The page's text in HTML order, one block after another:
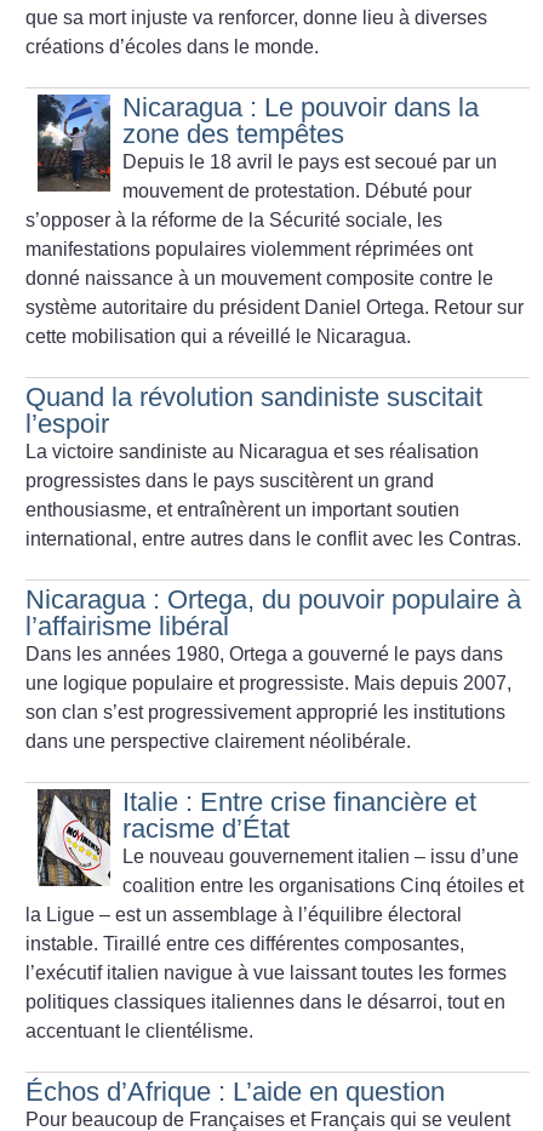
que sa mort injuste va renforcer, donne lieu à diverses
créations d’écoles dans le monde.
Nicaragua : Le pouvoir dans la
zone des tempêtes
Depuis le 18 avril le pays est secoué par un
mouvement de protestation. Débuté pour
s’opposer à la réforme de la Sécurité sociale, les
manifestations populaires violemment réprimées ont
donné naissance à un mouvement composite contre le
système autoritaire du président Daniel Ortega. Retour sur
cette mobilisation qui a réveillé le Nicaragua.
Quand la révolution sandiniste suscitait
l’espoir
La victoire sandiniste au Nicaragua et ses réalisation
progressistes dans le pays suscitèrent un grand
enthousiasme, et entraînèrent un important soutien
international, entre autres dans le conflit avec les Contras.
Nicaragua : Ortega, du pouvoir populaire à
l’affairisme libéral
Dans les années 1980, Ortega a gouverné le pays dans
une logique populaire et progressiste. Mais depuis 2007,
son clan s’est progressivement approprié les institutions
dans une perspective clairement néolibérale.
Italie : Entre crise financière et
racisme d’État
Le nouveau gouvernement italien – issu d’une
coalition entre les organisations Cinq étoiles et
la Ligue – est un assemblage à l’équilibre électoral
instable. Tiraillé entre ces différentes composantes,
l’exécutif italien navigue à vue laissant toutes les formes
politiques classiques italiennes dans le désarroi, tout en
accentuant le clientélisme.
Échos d’Afrique : L’aide en question
Pour beaucoup de Françaises et Français qui se veulent